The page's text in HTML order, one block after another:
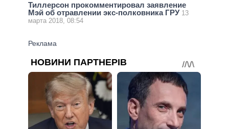
Тиллерсон прокомментировал заявление
Мэй об отравлении экс-полковника ГРУ 13
марта 2018, 08:54